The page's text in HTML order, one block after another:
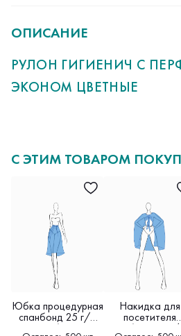
ОПИСАНИЕ
РУЛОН ГИГИЕНИЧ С
ЭКОНОМ ЦВЕТНЫЕ
С ЭТИМ ТОВАРОМ
Юбка процедурная
спанбонд 25 г/м
цвет белый,
Накидка для
посетителя
спанбонд 25 г/